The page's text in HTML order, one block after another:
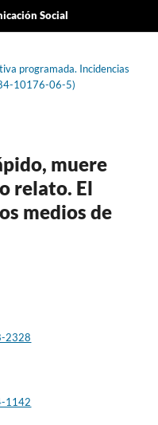
Social
programada. Incidencias
10176-06-5)
muere
relato. El
medios de
2328
1142